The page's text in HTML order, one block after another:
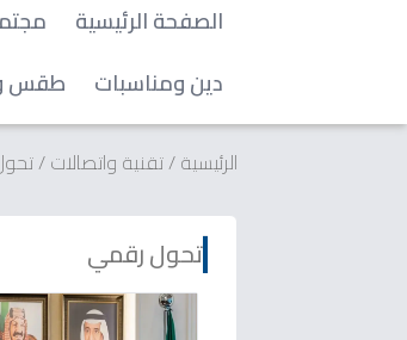
الصفحة الرئيسية
دين ومناسبات
طقس
الرئيسية/تقنية واتصالات/
تحول رقمي